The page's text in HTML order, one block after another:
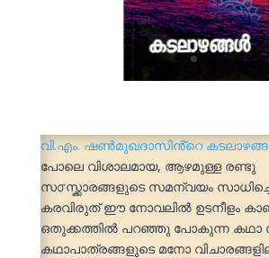
വി.എം. ഷൺമുഖദാസിൻ്റെ
പോലെ വിശാലമായ, ആഴമുള്ള രണ്ടു
സ൦സ്ക്കാരങ്ങളുടെ സമന്വയം
കരവിരുത് ഈ നോവലിൽ ഉടനീളം
ഒതുക്കത്തിൽ പറഞ്ഞു പോകുന്ന കഥാ
കഥാപാത്രങ്ങളുടെ മനോ